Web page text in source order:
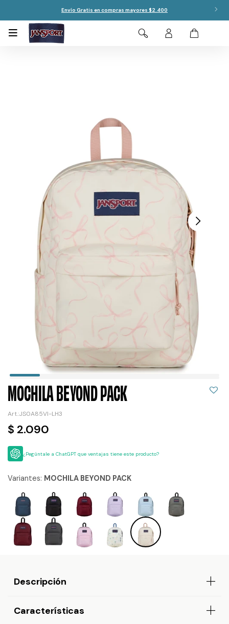
Envío Gratis en compras mayores $2.400

MOCHILA BEYOND PACK
JS0A85VI-LH3
$ 2.090
¿Pegúntale a ChatGPT que ventajas tiene este producto?
Variantes: MOCHILA BEYOND PACK
Descripción
Características